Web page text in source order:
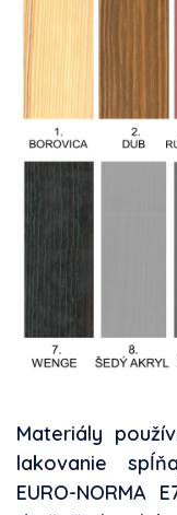
Materiály
lakovanie
EURO-